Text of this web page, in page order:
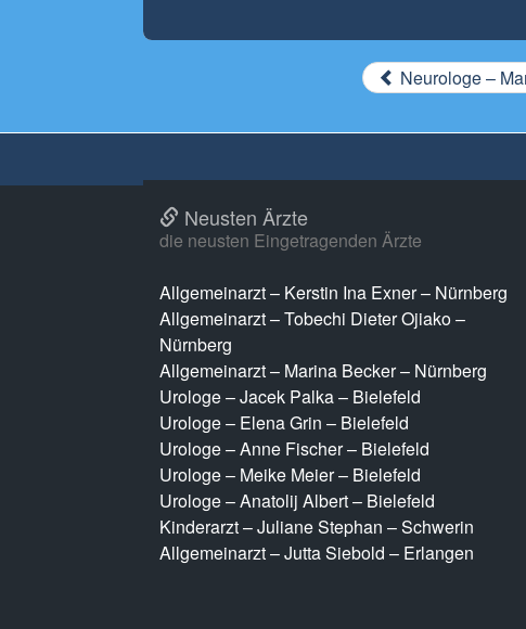
Neurologe –
Neusten Ärzte
die neusten Eingetragenden Ärzte
Allgemeinarzt – Kerstin Ina Exner – Nürnberg
Allgemeinarzt – Tobechi Dieter Ojiako –
Nürnberg
Allgemeinarzt – Marina Becker – Nürnberg
Urologe – Jacek Palka – Bielefeld
Urologe – Elena Grin – Bielefeld
Urologe – Anne Fischer – Bielefeld
Urologe – Meike Meier – Bielefeld
Urologe – Anatolij Albert – Bielefeld
Kinderarzt – Juliane Stephan – Schwerin
Allgemeinarzt – Jutta Siebold – Erlangen